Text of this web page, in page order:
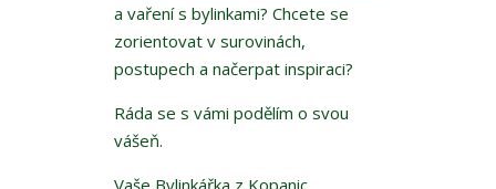
a vaření s bylinkami? Chcete se
zorientovat v surovinách,
postupech a načerpat inspiraci?
Ráda se s vámi podělím o svou
vášeň.
Vaše Bylinkářka z Kopanic